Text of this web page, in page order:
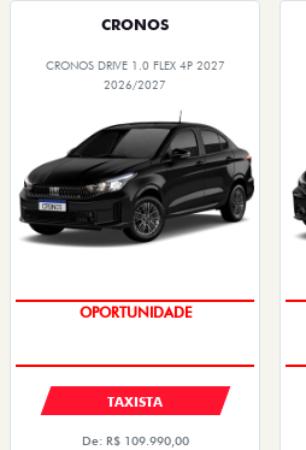
CRONOS
CRONOS DRIVE 1.0 FLEX 4P 2027
2026/2027
OPORTUNIDADE
TAXISTA
De: R$ 109.990,00